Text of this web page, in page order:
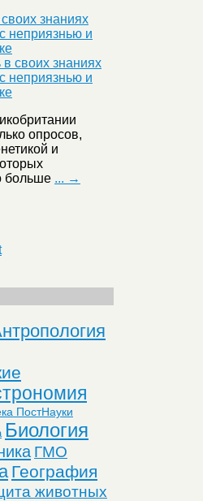
знаниях
неприязнью и
опросов,
и
больше ... →
ПостНауки
Биология
ГМО
География
животных